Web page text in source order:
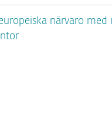
närvaro med